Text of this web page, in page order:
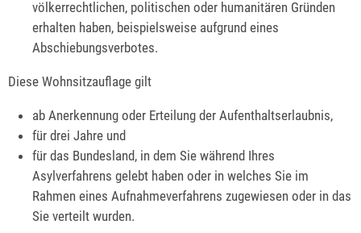
völkerrechtlichen, politischen oder humanitären Gründen
erhalten haben, beispielsweise aufgrund eines
Abschiebungsverbotes.
Diese Wohnsitzauflage gilt
ab Anerkennung oder Erteilung der Aufenthaltserlaubnis,
für drei Jahre und
für das Bundesland, in dem Sie während Ihres
Asylverfahrens gelebt haben oder in welches Sie im
Rahmen eines Aufnahmeverfahrens zugewiesen oder in das
Sie verteilt wurden.